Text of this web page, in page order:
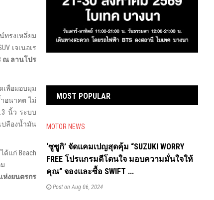
ทรงเหลี่ยม
เจเนอเร
ณ ลานโปร
เพื่อมอบมุม
อนาคต ไม่
นิ้ว ระบบ
ปลืองน้ำมัน
แก่ Beach
.
ห่งยนตรกร
MOST POPULAR
MOTOR NEWS
‘ซูซูกิ’ จัดแคมเปญสุดคุ้ม “SUZUKI WORRY
FREE โปรแกรมดีโดนใจ มอบความมั่นใจให้
คุณ” จองและซื้อ SWIFT ...
Post on Aug 06, 2024